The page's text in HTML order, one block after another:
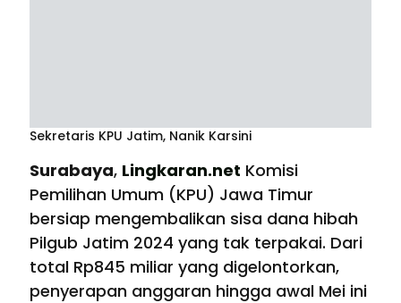
Sekretaris KPU Jatim, Nanik Karsini
Surabaya, Lingkaran.net Komisi
Pemilihan Umum (KPU) Jawa Timur
bersiap mengembalikan sisa dana hibah
Pilgub Jatim 2024 yang tak terpakai. Dari
total Rp845 miliar yang digelontorkan,
penyerapan anggaran hingga awal Mei ini